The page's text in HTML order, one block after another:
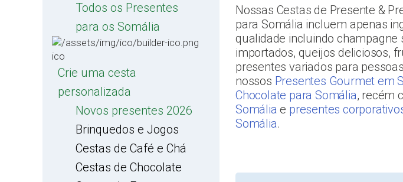
Todos os Presentes
para os Somália
Crie uma cesta
personalizada
Novos presentes 2026
Brinquedos e Jogos
Cestas de Café e Chá
Cestas de Chocolate
Nossas Cestas de Presente &
para Somália incluem apenas
qualidade incluindo champagne
importados, queijos deliciosos,
presentes variados para
nossos Presentes Gourmet em
Chocolate para Somália, recém
Somália e presentes
Somália.